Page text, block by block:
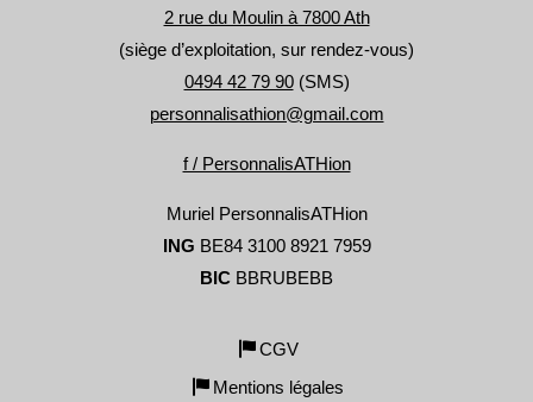
2 rue du Moulin à 7800 Ath
(siège d’exploitation, sur rendez-vous)
0494 42 79 90(SMS)
personnalisathion@gmail.com
f / PersonnalisATHion
Muriel PersonnalisATHion
ING BE84 3100 8921 7959
BIC BBRUBEBB
CGV
Mentions légales